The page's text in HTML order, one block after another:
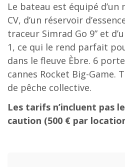
Le bateau est équipé
CV, d’un réservoir
traceur Simrad Go 9” et
1, ce qui le rend parfait
dans le fleuve Èbre. 6
cannes Rocket Big-Game.
de pêche collective.
Les tarifs n’incluent pas
caution (500 € par